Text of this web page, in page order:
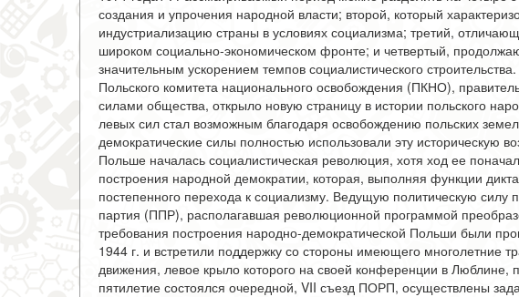
создания и упрочения народной власти; второй, который
индустриализацию страны в условиях социализма; третий,
широком социально-экономическом фронте; и четвертый,
значительным ускорением темпов социалистического
Польского комитета национального освобождения (ПКНО),
силами общества, открыло новую страницу в истории польского
левых сил стал возможным благодаря освобождению польских
демократические силы полностью использовали эту историческую
Польше началась социалистическая революция, хотя ход ее
построения народной демократии, которая, выполняя функции
постепенного перехода к социализму. Ведущую политическую силу
партия (ППР), располагавшая революционной программой
требования построения народно-демократической Польши были
1944 г. и встретили поддержку со стороны имеющего многолетние
движения, левое крыло которого на своей конференции в
пятилетие состоялся очередной, VII съезд ПОРП, осуществлены